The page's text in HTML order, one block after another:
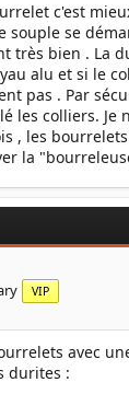
c'est
souple se
très bien . La
alu et si le
pas . Par
les colliers. Je
, les
la
VIP
avec
durites :